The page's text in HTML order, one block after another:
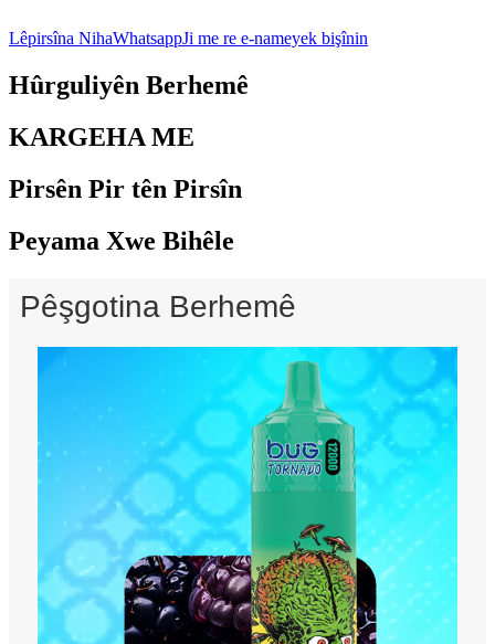
Lêpirsîna NihaWhatsappJi me re e-nameyek bişînin
Hûrguliyên Berhemê
KARGEHA ME
Pirsên Pir tên Pirsîn
Peyama Xwe Bihêle
Pêşgotina Berhemê